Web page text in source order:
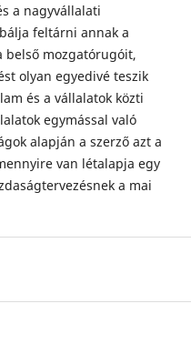
a nagyvállalati
feltárni annak a
belső mozgatórugóit,
olyan egyedivé teszik
és a vállalatok közti
egymással való
alapján a szerző azt a
van létalapja egy
a mai